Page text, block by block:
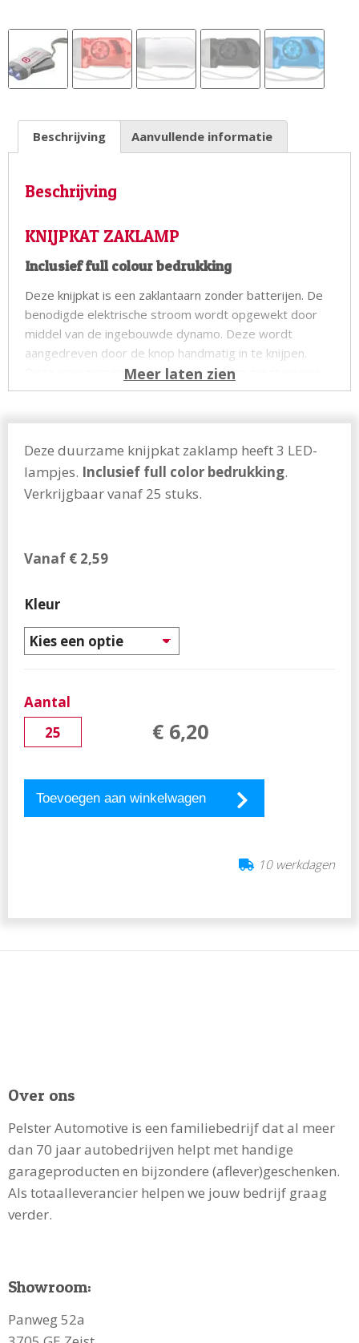
Beschrijving Aanvullende informatie
Beschrijving
KNIJPKAT ZAKLAMP
Inclusief full colour bedrukking
Deze knijpkat is een zaklantaarn zonder batterijen. De
benodigde elektrische stroom wordt opgewekt door
middel van de ingebouwde dynamo. Deze wordt
aangedreven door de knop handmatig in te knijpen.
Deze energiezuinige manier van stroom zorgt ervoor
dat er geen batterijen meer nodig zijn. Deze zaklamp
relatiegeschenk om mee te geven bij de aflevering van
een verkochte auto. Zo is jouw klant altijd voorbereid
op pech in het donker.
Inclusief: 2 LED lampjes
Levertijd
10 werkdagen
Deze duurzame knijpkat zaklamp heeft 3 LED-
lampjes. Inclusief full color bedrukking.
Verkrijgbaar vanaf 25 stuks.
Vanaf € 2,59
Kleur
Aantal
€ 6,20
Toevoegen aan winkelwagen
10 werkdagen
Over ons
Pelster Automotive is een familiebedrijf dat al meer
dan 70 jaar autobedrijven helpt met handige
garageproducten en bijzondere (aflever)geschenken.
Als totaalleverancier helpen we jouw bedrijf graag
verder.
Showroom:
Panweg 52a